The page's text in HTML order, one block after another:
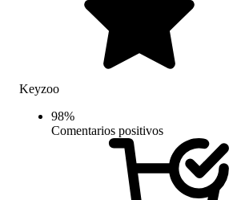
Keyzoo
98%
Comentarios positivos